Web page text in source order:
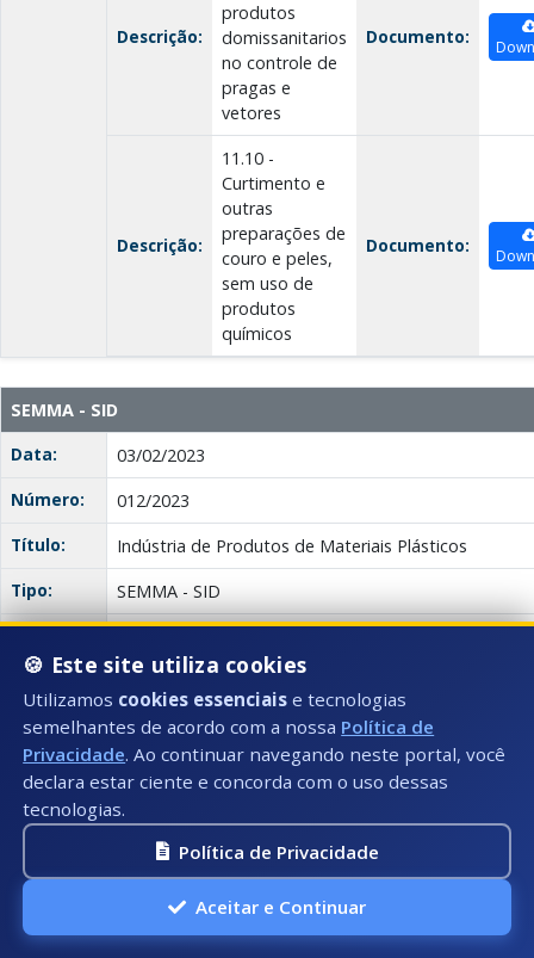
Descrição:
produtos
domissanitarios
no controle de
pragas e
vetores
Documento:
Descrição:
11.10 -
Curtimento e
outras
preparações de
couro e peles,
sem uso de
produtos
químicos
Documento:
SEMMA - SID
Data:
03/02/2023
Número:
012/2023
Título:
Indústria de Produtos de Materiais Plásticos
Tipo:
SEMMA - SID
Anexo(s):
Descrição:
12.01 -
Fabricação
de
laminados
plásticos
Documento:
Descrição:
12.02 -
Fabricação
de artigos
de material
Documento:
🍪 Este site utiliza cookies
Utilizamos cookies essenciais e tecnologias
semelhantes de acordo com a nossa Política de
Privacidade. Ao continuar navegando neste portal, você
declara estar ciente e concorda com o uso dessas
tecnologias.
Política de Privacidade
Aceitar e Continuar